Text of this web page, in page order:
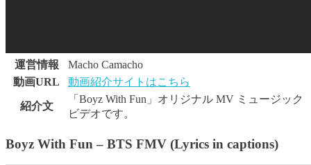
運営情報
Macho Camacho
動画URL
動画紹介サイトはこちら
紹介文
「Boyz With Fun」オリジナル MV ミュージック
ビデオです。
Boyz With Fun – BTS FMV (Lyrics in captions)